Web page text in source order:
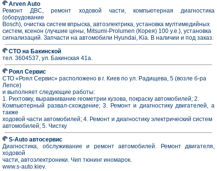
Arven Auto
Ремонт ДВС, ремонт ходовой части, компьютерная диагностика
(оборудование
Bosch), очистка систем впрыска, автоэлектрика, установка мултимедийных
систем, ксенон (лучшие цены, Mitsumi-Prolumen (Корея) 100 у.е.), установка
сигнализаций. Запчасти на автомобили Hyundai, Kia. В наличии и под заказ.
СТО на Бакинской
тел. 3604537, ул. Бакинская 41а.
Роял Сервис
СТО «Роял Сервис» расположено в г. Киев по ул. Радищева, 5 (возле б-ра
Лепсе)
и выполняет следующие работы:
1. Рихтовку, выравнивание геометрии кузова, покраску автомобилей; 2.
Компьютерный развал-схождение; 3. Ремонт и диагностику двигателей, а
также
ходовой части автомобилей; 4. Ремонт и диагностику электрический систем
автомобилей; 5. Чистку
S-Auto автосервис
Диагностика, обслуживание и ремонт автомобилей. Ремонт двигателя,
ходовой
части, автоэлектроники. Чип тюнинг иномарок.
www.s-auto.kiev.